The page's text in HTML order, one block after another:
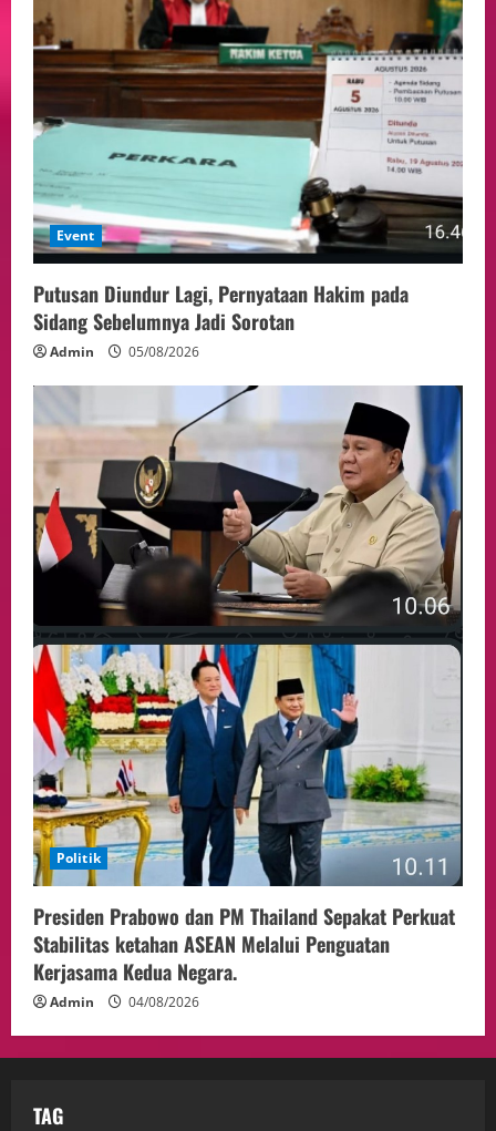
Event
Putusan Diundur Lagi, Pernyataan Hakim pada
Sidang Sebelumnya Jadi Sorotan
Admin 05/08/2026
Politik
Presiden Prabowo dan PM Thailand Sepakat Perkuat
Stabilitas ketahan ASEAN Melalui Penguatan
Kerjasama Kedua Negara.
Admin 04/08/2026
TAG